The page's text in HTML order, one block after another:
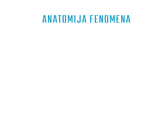
ANATOMIJA FENOMENA